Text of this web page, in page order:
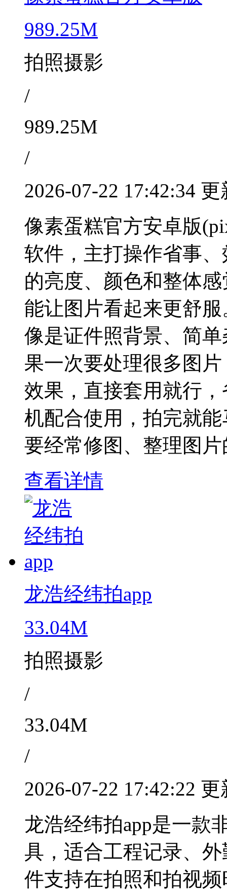
989.25M
拍照摄影
/
989.25M
/
2026-07-22 17:42:34 更
像素蛋糕官方安卓版
软件，主打操作省事
的亮度、颜色和整体
能让图片看起来更舒
像是证件照背景、简
果一次要处理很多图
效果，直接套用就行
机配合使用，拍完就
要经常修图、整理图
查看详情
龙浩经纬拍app
33.04M
拍照摄影
/
33.04M
/
2026-07-22 17:42:22 更
龙浩经纬拍app是一款
具，适合工程记录、
件支持在拍照和拍视